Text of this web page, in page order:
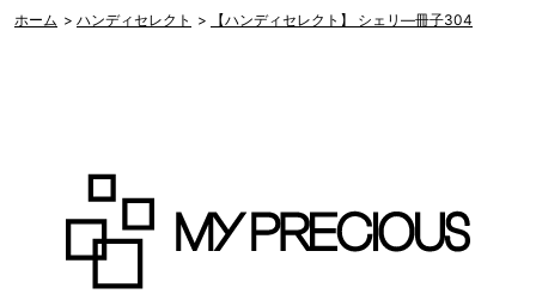
ホーム > ハンディセレクト > 【ハンディセレクト】 シェリ―冊子304